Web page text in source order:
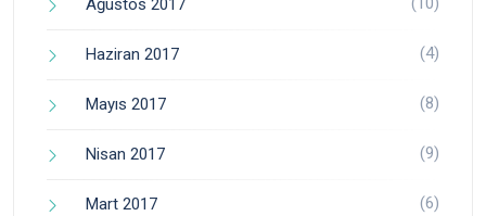
Ağustos 2017
Haziran 2017 (4)
Mayıs 2017 (8)
Nisan 2017 (9)
Mart 2017 (6)